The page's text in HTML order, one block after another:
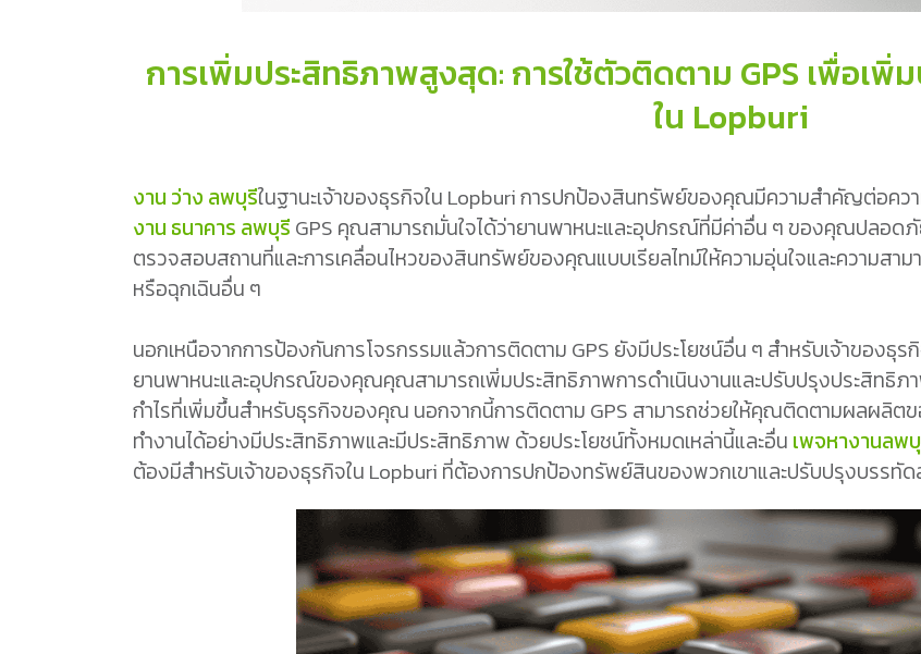
การเพิ่มประสิทธิภาพสูงสุด: การใช้ตัวติดตาม GPS เพื่อเพิ่
ใน Lopburi
งาน ว่าง ลพบุรีในฐานะเจ้าของธุรกิจใน Lopburi การปกป้องสินทรัพย์ของคุณมีความสำคัญต่อค
งาน ธนาคาร ลพบุรี GPS คุณสามารถมั่นใจได้ว่ายานพาหนะและอุปกรณ์ที่มีค่าอื่น ๆ ของคุณปลอด
ตรวจสอบสถานที่และการเคลื่อนไหวของสินทรัพย์ของคุณแบบเรียลไทม์ให้ความอุ่นใจและความสา
หรือฉุกเฉินอื่น ๆ
นอกเหนือจากการป้องกันการโจรกรรมแล้วการติดตาม GPS ยังมีประโยชน์อื่น ๆ สำหรับเจ้าของธุ
ยานพาหนะและอุปกรณ์ของคุณคุณสามารถเพิ่มประสิทธิภาพการดำเนินงานและปรับปรุงประสิทธิภ
กำไรที่เพิ่มขึ้นสำหรับธุรกิจของคุณ นอกจากนี้การติดตาม GPS สามารถช่วยให้คุณติดตามผลผลิต
ทำงานได้อย่างมีประสิทธิภาพและมีประสิทธิภาพ ด้วยประโยชน์ทั้งหมดเหล่านี้และอื่น เพจหางานลพ
ต้องมีสำหรับเจ้าของธุรกิจใน Lopburi ที่ต้องการปกป้องทรัพย์สินของพวกเขาและปรับปรุงบรรทัด